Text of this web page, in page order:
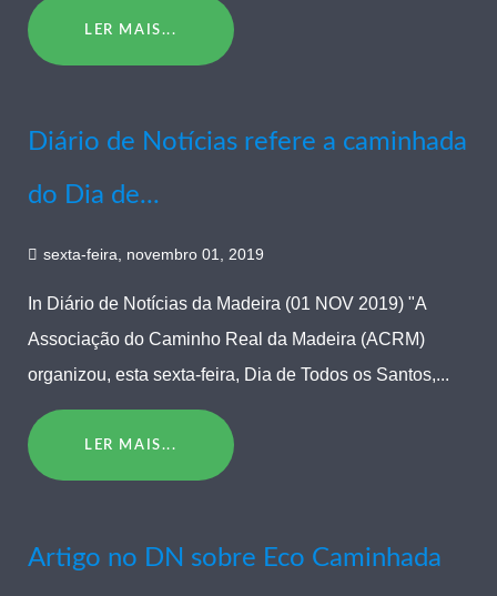
LER MAIS...
Diário de Notícias refere a caminhada
do Dia de...
sexta-feira, novembro 01, 2019
In Diário de Notícias da Madeira (01 NOV 2019) "A
Associação do Caminho Real da Madeira (ACRM)
organizou, esta sexta-feira, Dia de Todos os Santos,...
LER MAIS...
Artigo no DN sobre Eco Caminhada